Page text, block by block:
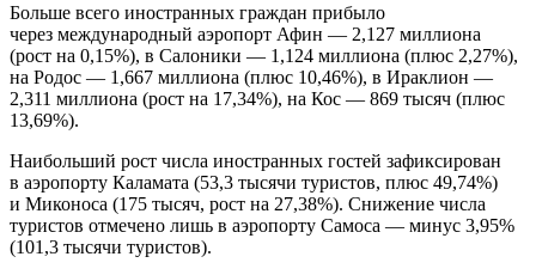
Больше всего иностранных граждан прибыло
через международный аэропорт Афин — 2,127 миллиона
(рост на 0,15%), в Салоники — 1,124 миллиона (плюс 2,27%),
на Родос — 1,667 миллиона (плюс 10,46%), в Ираклион —
2,311 миллиона (рост на 17,34%), на Кос — 869 тысяч (плюс
13,69%).
Наибольший рост числа иностранных гостей зафиксирован
в аэропорту Каламата (53,3 тысячи туристов, плюс 49,74%)
и Миконоса (175 тысяч, рост на 27,38%). Снижение числа
туристов отмечено лишь в аэропорту Самоса — минус 3,95%
(101,3 тысячи туристов).